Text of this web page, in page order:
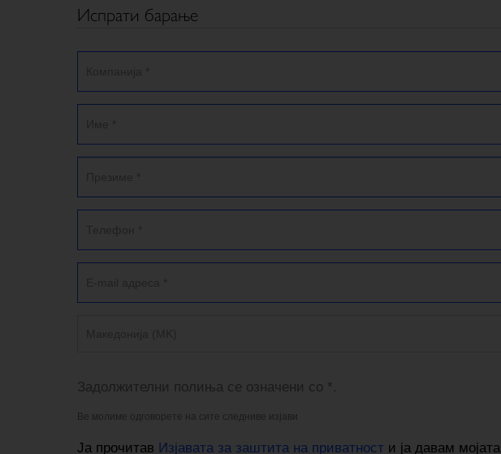
Испрати барање
Задолжителни полиња се означени со *.
Ве молиме одговорете на сите следниве изјави
Ја прочитав Изјавата за заштита на приватности ја давам мојата